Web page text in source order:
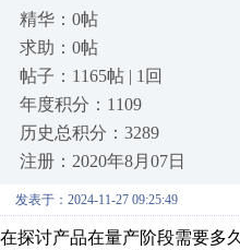
精华：0帖
求助：0帖
帖子：1165帖 | 1回
年度积分：1109
历史总积分：3289
注册：2020年8月07日
发表于：2024-11-27 09:25:49
在探讨产品在量产阶段需要多